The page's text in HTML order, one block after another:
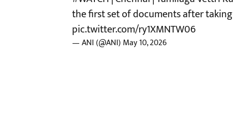
the first set of documents after
pic.twitter.com/ry1XMNTW06
— ANI (@ANI) May 10, 2026